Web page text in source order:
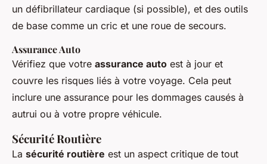
un défibrillateur cardiaque (si possible), et des outils
de base comme un cric et une roue de secours.
Assurance Auto
Vérifiez que votre assurance auto est à jour et
couvre les risques liés à votre voyage. Cela peut
inclure une assurance pour les dommages causés à
autrui ou à votre propre véhicule.
Sécurité Routière
La sécurité routière est un aspect critique de tout